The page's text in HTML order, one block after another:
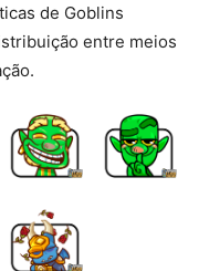
de Goblins
entre meios